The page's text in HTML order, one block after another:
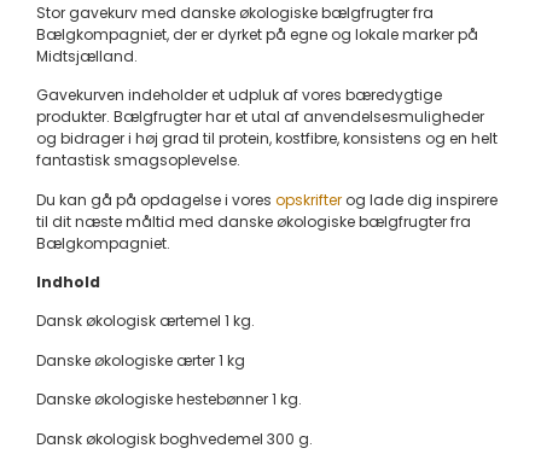
Stor gavekurv med danske økologiske bælgfrugter fra
Bælgkompagniet, der er dyrket på egne og lokale marker på
Midtsjælland.
Gavekurven indeholder et udpluk af vores bæredygtige
produkter. Bælgfrugter har et utal af anvendelsesmuligheder
og bidrager i høj grad til protein, kostfibre, konsistens og en helt
fantastisk smagsoplevelse.
Du kan gå på opdagelse i vores opskrifter og lade dig inspirere
til dit næste måltid med danske økologiske bælgfrugter fra
Bælgkompagniet.
Indhold
Dansk økologisk ærtemel 1 kg.
Danske økologiske ærter 1 kg
Danske økologiske hestebønner 1 kg.
Dansk økologisk boghvedemel 300 g.